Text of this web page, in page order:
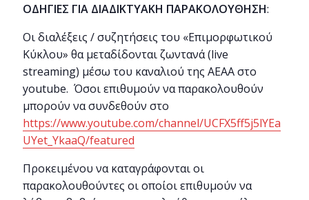
ΟΔΗΓΙΕΣ ΓΙΑ ΔΙΑΔΙΚΤΥΑΚΗ ΠΑΡΑΚΟΛΟΥΘΗΣΗ:
Οι διαλέξεις / συζητήσεις του «Επιμορφωτικού
Κύκλου» θα μεταδίδονται ζωντανά (live
streaming) μέσω του καναλιού της ΑΕΑΑ στο
youtube. Όσοι επιθυμούν να παρακολουθούν
μπορούν να συνδεθούν στο
https://www.youtube.com/channel/UCFX5ff5j5lYEa
UYet_YkaaQ/featured
Προκειμένου να καταγράφονται οι
παρακολουθούντες οι οποίοι επιθυμούν να